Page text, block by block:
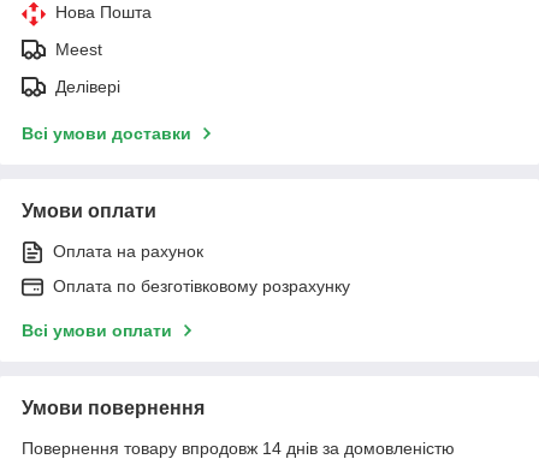
Нова Пошта
Meest
Делівері
Всі умови доставки
Умови оплати
Оплата на рахунок
Оплата по безготівковому розрахунку
Всі умови оплати
Умови повернення
Повернення товару впродовж 14 днів за домовленістю